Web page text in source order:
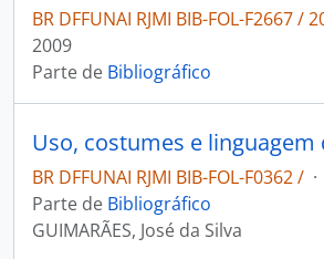
BR DFFUNAI RJMI BIB-FOL-F2667 /
2009
Parte de Bibliográfico
BR DFFUNAI RJMI BIB-FOL-F0362 / ·
Parte de Bibliográfico
GUIMARÃES, José da Silva